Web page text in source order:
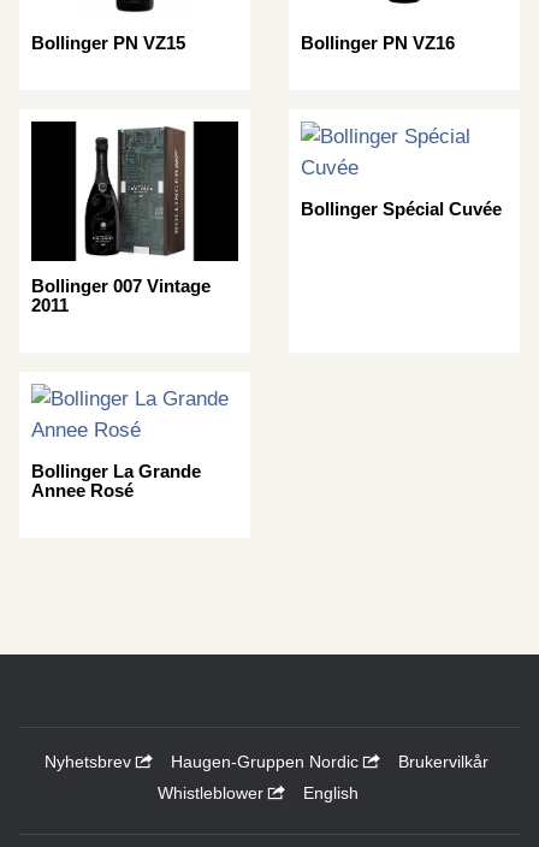
Bollinger PN VZ15 Bollinger PN VZ16
Bollinger 007 Vintage
2011
Bollinger Spécial Cuvée
Bollinger La Grande
Annee Rosé
Nyhetsbrev Haugen-Gruppen Nordic
Brukervilkår
Whistleblower
English